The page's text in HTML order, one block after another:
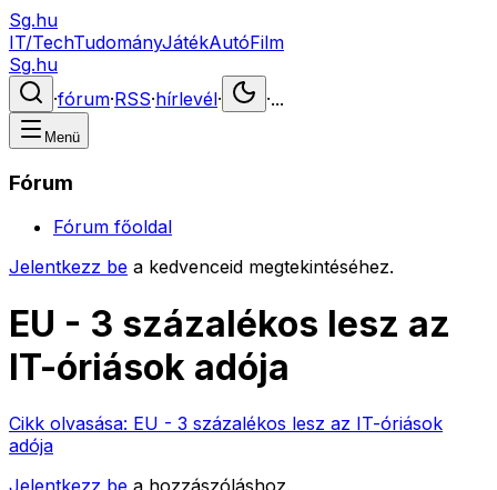
Sg.hu
IT/TechTudományJátékAutóFilm
Sg.hu
·fórum·RSS·hírlevél· ·...
Menü
Fórum
Fórum főoldal
Jelentkezz be a kedvenceid megtekintéséhez.
EU - 3 százalékos lesz az
IT-óriások adója
Cikk olvasása: EU - 3 százalékos lesz az IT-óriások
adója